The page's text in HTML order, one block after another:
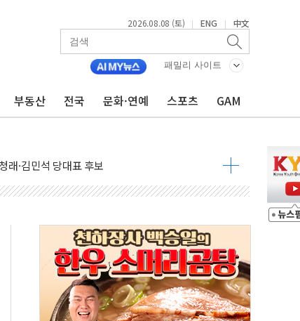
2026.08.08 (토) | ENG | 中文
패밀리 사이트
부동산 전국 문화·연예 스포츠 GAM
주의보'...경북도, 호우 피해·통제구간 없어
차 재역전 성공...金 45.42% vs 鄭 44.56%
청래에 승리...47.75% vs 42.08%
김민석 45.09% 정청래 43.27% 송영길 11.63%
김민석 52.64% 정청래 39.89% 송영길 7.47%
한계·탄약 부족 현실화
폭우…강원 동해안 강한 비 이어져